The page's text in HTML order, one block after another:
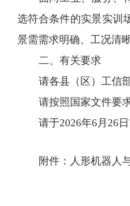
选符合条件的实景实训
景需需求明确、工况清
二、有关要求
请各县（区）工信
请按照国家文件要
请于2026年6月 26
附件：人形机器人